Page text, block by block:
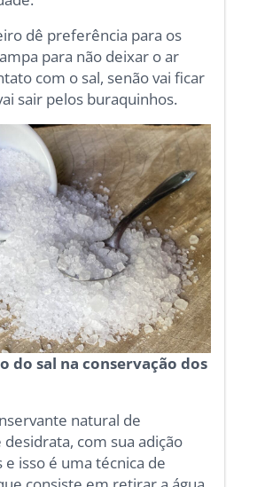
dê preferência para os
para não deixar o ar
com o sal, senão vai ficar
sair pelos buraquinhos.
do sal na conservação dos
natural de
desidrata, com sua adição
isso é uma técnica de